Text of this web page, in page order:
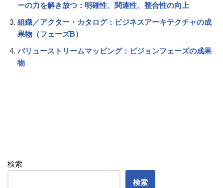
ーの力を解き放つ：明確性、関連性、整合性の向上
組織／アクター・カタログ：ビジネスアーキテクチャの成
果物（フェーズB）
バリューストリームマッピング：ビジョンフェーズの成果
物
検索
検索